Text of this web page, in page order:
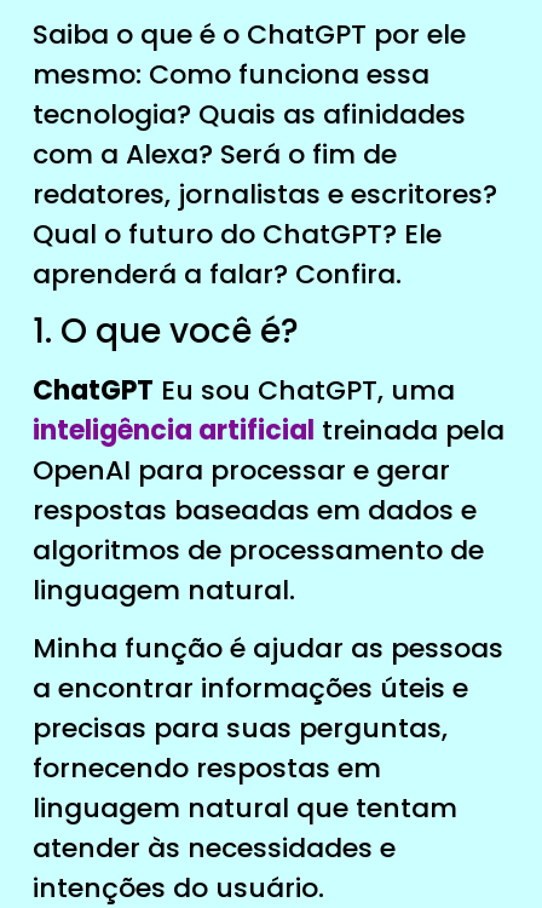
Saiba o que é o ChatGPT por ele
mesmo: Como funciona essa
tecnologia? Quais as afinidades
com a Alexa? Será o fim de
redatores, jornalistas e escritores?
Qual o futuro do ChatGPT? Ele
aprenderá a falar? Confira.
1. O que você é?
ChatGPT Eu sou ChatGPT, uma
inteligência artificial treinada pela
OpenAI para processar e gerar
respostas baseadas em dados e
algoritmos de processamento de
linguagem natural.
Minha função é ajudar as pessoas
a encontrar informações úteis e
precisas para suas perguntas,
fornecendo respostas em
linguagem natural que tentam
atender às necessidades e
intenções do usuário.